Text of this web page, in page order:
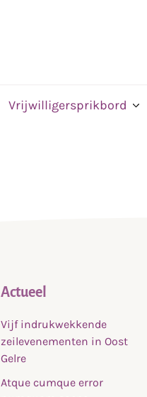
Vrijwilligersprikbord
Actueel
Vijf indrukwekkende
zeilevenementen in Oost
Gelre
Atque cumque error